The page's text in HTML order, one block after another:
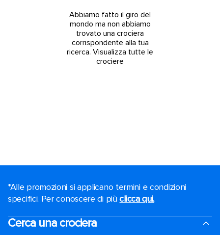
Abbiamo fatto il giro del
mondo ma non abbiamo
trovato una crociera
corrispondente alla tua
ricerca. Visualizza tutte le
crociere
*Alle promozioni si applicano termini e condizioni
specifici. Per conoscere di piùclicca qui..
Cerca una crociera